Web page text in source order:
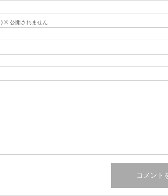
※ 公開されません